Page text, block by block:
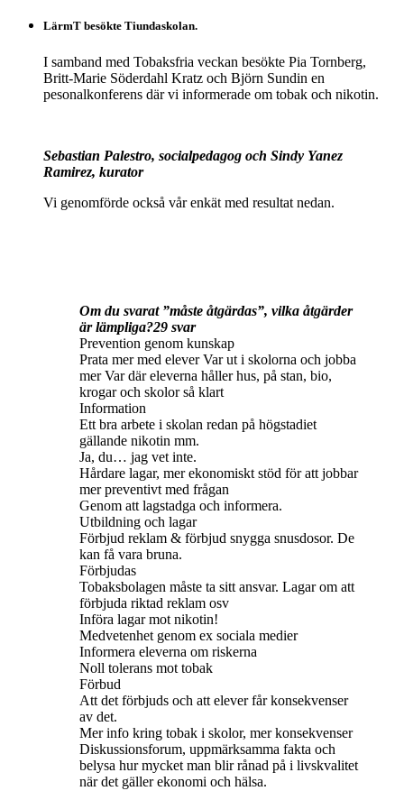
LärmT besökte Tiundaskolan.
I samband med Tobaksfria veckan besökte Pia Tornberg,
Britt-Marie Söderdahl Kratz och Björn Sundin en
pesonalkonferens där vi informerade om tobak och nikotin.
Sebastian Palestro, socialpedagog och Sindy Yanez
Ramirez, kurator
Vi genomförde också vår enkät med resultat nedan.
Om du svarat ”måste åtgärdas”, vilka åtgärder
är lämpliga?29 svar
Prevention genom kunskap
Prata mer med elever Var ut i skolorna och jobba
mer Var där eleverna håller hus, på stan, bio,
krogar och skolor så klart
Information
Ett bra arbete i skolan redan på högstadiet
gällande nikotin mm.
Ja, du… jag vet inte.
Hårdare lagar, mer ekonomiskt stöd för att jobbar
mer preventivt med frågan
Genom att lagstadga och informera.
Utbildning och lagar
Förbjud reklam & förbjud snygga snusdosor. De
kan få vara bruna.
Förbjudas
Tobaksbolagen måste ta sitt ansvar. Lagar om att
förbjuda riktad reklam osv
Införa lagar mot nikotin!
Medvetenhet genom ex sociala medier
Informera eleverna om riskerna
Noll tolerans mot tobak
Förbud
Att det förbjuds och att elever får konsekvenser
av det.
Mer info kring tobak i skolor, mer konsekvenser
Diskussionsforum, uppmärksamma fakta och
belysa hur mycket man blir rånad på i livskvalitet
när det gäller ekonomi och hälsa.